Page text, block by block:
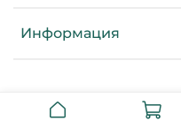
Информация